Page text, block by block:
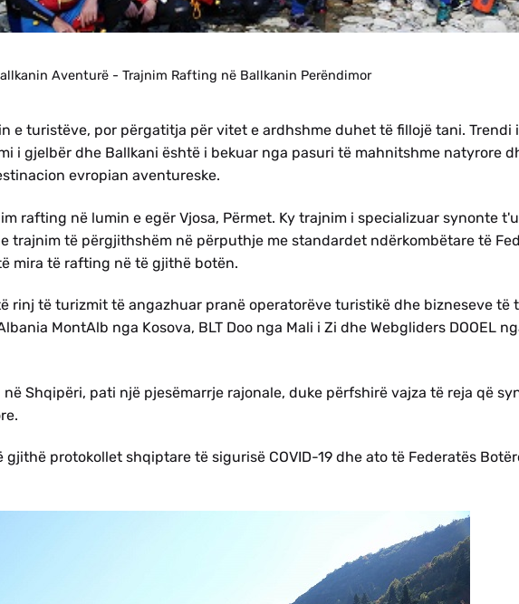
Aventurë - Trajnim Rafting në Ballkanin Perëndimor
e turistëve, por përgatitja për vitet e ardhshme duhet të fillojë tani. Trendi
i gjelbër dhe Ballkani është i bekuar nga pasuri të mahnitshme natyrore
evropian aventureske.
rafting në lumin e egër Vjosa, Përmet. Ky trajnim i specializuar synonte t'u
trajnim të përgjithshëm në përputhje me standardet ndërkombëtare të
mira të rafting në të gjithë botën.
rinj të turizmit të angazhuar pranë operatorëve turistikë dhe bizneseve të
MontAlb nga Kosova, BLT Doo nga Mali i Zi dhe Webgliders DOOEL
Shqipëri, pati një pjesëmarrje rajonale, duke përfshirë vajza të reja që
protokollet shqiptare të sigurisë COVID-19 dhe ato të Federatës